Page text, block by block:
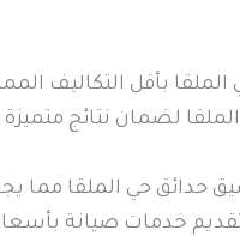
بأقل التكاليف
لضمان نتائج متميزة
حي الملقا مما
خدمات صيانة